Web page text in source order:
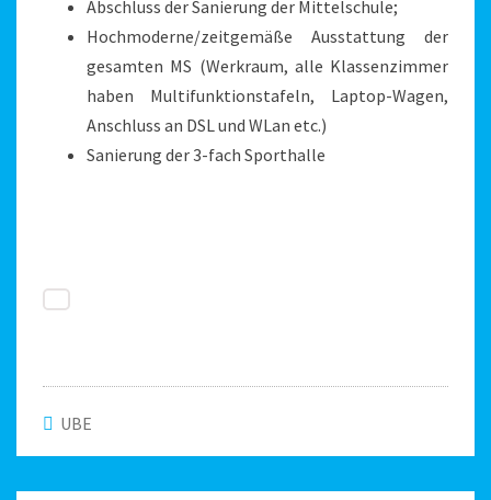
Abschluss der Sanierung der Mittelschule;
Hochmoderne/zeitgemäße Ausstattung der
gesamten MS (Werkraum, alle Klassenzimmer
haben Multifunktionstafeln, Laptop-Wagen,
Anschluss an DSL und WLan etc.)
Sanierung der 3-fach Sporthalle
UBE